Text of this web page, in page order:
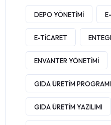
DEPO YÖNETIMI
E-TICARET
ENVANTER YÖNETIMI
GIDA ÜRETIM PROGRAMI
GIDA ÜRETIM YAZILIMI